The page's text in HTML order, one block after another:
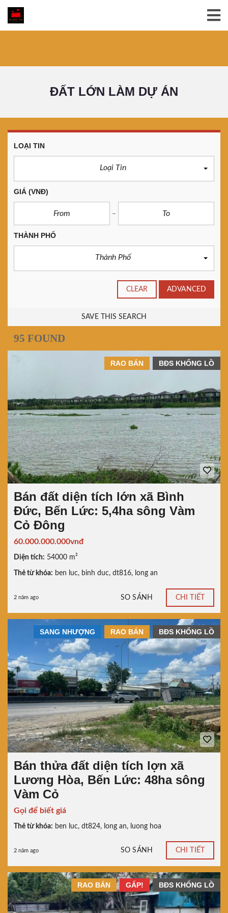
ĐẤT LỚN LÀM DỰ ÁN
LOẠI TIN
Loại Tin
GIÁ (VNĐ)
THÀNH PHỐ
Thành Phố
CLEAR ADVANCED
SAVE THIS SEARCH
95 FOUND
BĐS KHỔNG LỒ
RAO BÁN
Bán đất diện tích lớn xã Bình
Đức, Bến Lức: 5,4ha sông Vàm
Cỏ Đông
60.000.000.000vnđ
Diện tích: 54000 m²
Thẻ từ khóa: ben luc, binh duc, dt816, long an
2 năm ago SO SÁNH CHI TIẾT
BĐS KHỔNG LỒ
RAO BÁN
SANG NHƯỢNG
Bán thửa đất diện tích lợn xã
Lương Hòa, Bến Lức: 48ha sông
Vàm Cỏ
Gọi để biết giá
Thẻ từ khóa: ben luc, dt824, long an, luong hoa
2 năm ago SO SÁNH CHI TIẾT
BĐS KHỔNG LỒ
GẤP!
RAO BÁN